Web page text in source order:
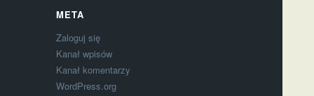
META
Zaloguj się
Kanał wpisów
Kanał komentarzy
WordPress.org